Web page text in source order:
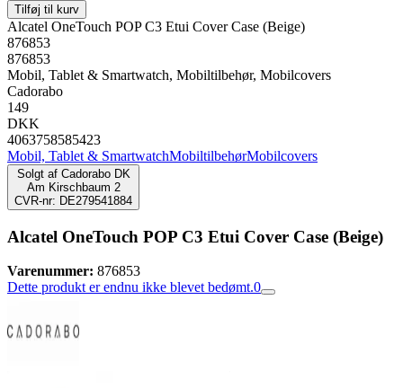
Tilføj til kurv
Alcatel OneTouch POP C3 Etui Cover Case (Beige)
876853
876853
Mobil, Tablet & Smartwatch, Mobiltilbehør, Mobilcovers
Cadorabo
149
DKK
4063758585423
Mobil, Tablet & SmartwatchMobiltilbehørMobilcovers
Solgt af Cadorabo DK
Am Kirschbaum 2
CVR-nr: DE279541884
Alcatel OneTouch POP C3 Etui Cover Case (Beige)
Varenummer: 876853
Dette produkt er endnu ikke blevet bedømt.0